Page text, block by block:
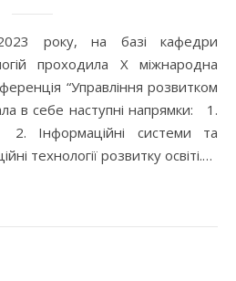
проходила X міжнародна
“Управління розвитком
в себе наступні напрямки: 1.
Інформаційні системи та
технології розвитку освіті.…